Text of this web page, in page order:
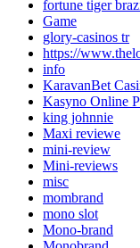
fortune tiger
Game
glory-casinos tr
https://
info
KaravanBet
Kasyno Online
king johnnie
Maxi reviewe
mini-review
Mini-reviews
misc
mombrand
mono slot
Mono-brand